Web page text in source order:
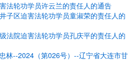
法轮功学员许云兰的责任人的通告
子区迫害法轮功学员童淑荣的责任人的
法院迫害法轮功学员孔庆平的责任人的
林--2024（第026号）--辽宁省大连市甘